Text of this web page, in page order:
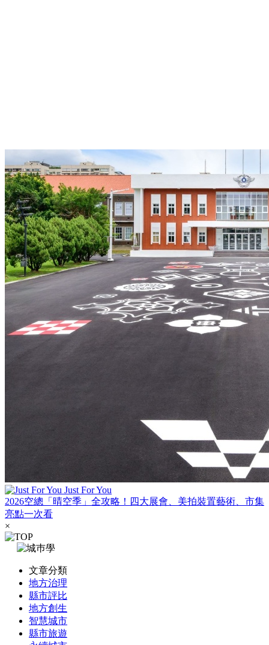
Just For You
2026空總「晴空季」全攻略！四大展會、美拍裝置藝術、市集
亮點一次看
×
文章分類
地方治理
縣市評比
地方創生
智慧城市
縣市旅遊